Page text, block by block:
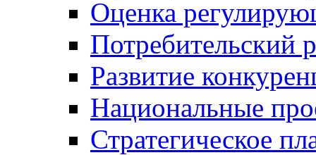
Оценка
Потребительский
Развитие
Национальные
Стратегическое